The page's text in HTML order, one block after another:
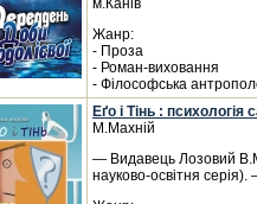
м.Канів
Жанр:
- Проза
- Роман-виховання
- Філософська
Еґо і Тінь : психологія
М.Махній
— Видавець Лозовий
науково-освітня серія).